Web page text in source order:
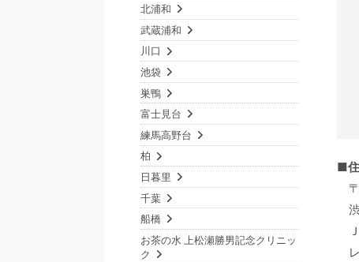
■
北浦和
武蔵浦和
川口
池袋
巣鴨
富士見台
練馬高野台
柏
日暮里
千葉
船橋
お茶の水 上松瀬勝男記念クリニッ
ク